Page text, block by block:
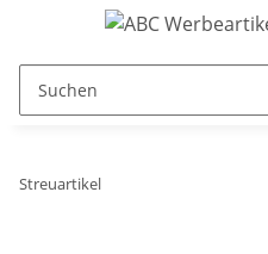
Streuartikel